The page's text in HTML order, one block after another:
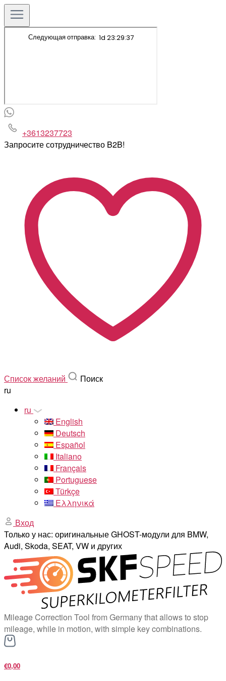
+3613237723
Запросите сотрудничество B2B!
Список желаний
Поиск
ru
ru
English
Deutsch
Español
Italiano
Français
Portuguese
Türkçe
Ελληνικά
Вход
Только у нас: оригинальные GHOST-модули для BMW,
Audi, Skoda, SEAT, VW и других
Mileage Correction Tool from Germany that allows to stop
mileage, while in motion, with simple key combinations.
€0,00